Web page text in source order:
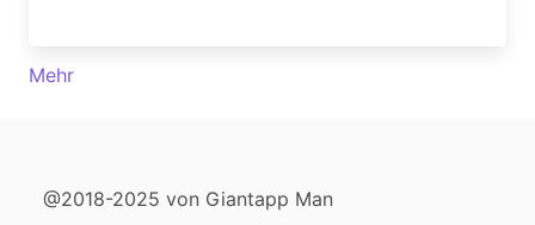
Mehr
@2018-2025 von Giantapp Man